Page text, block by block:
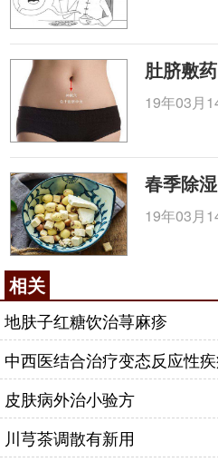
肚脐敷
19年03月
春季除
19年03月
相关
地肤子红糖饮治荨麻疹
中西医结合治疗变态反应性
皮肤病外治小验方
川芎茶调散有新用